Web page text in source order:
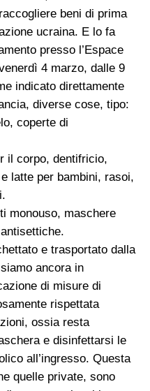
beni di prima
ucraina. E lo fa
presso l’Espace
4 marzo, dalle 9
indicato direttamente
diverse cose, tipo:
coperte di
il corpo, dentifricio,
latte per bambini, rasoi,
monouso, maschere
e trasportato dalla
ancora in
di misure di
rispettata
ossia resta
e disinfettarsi le
all’ingresso. Questa
quelle private, sono